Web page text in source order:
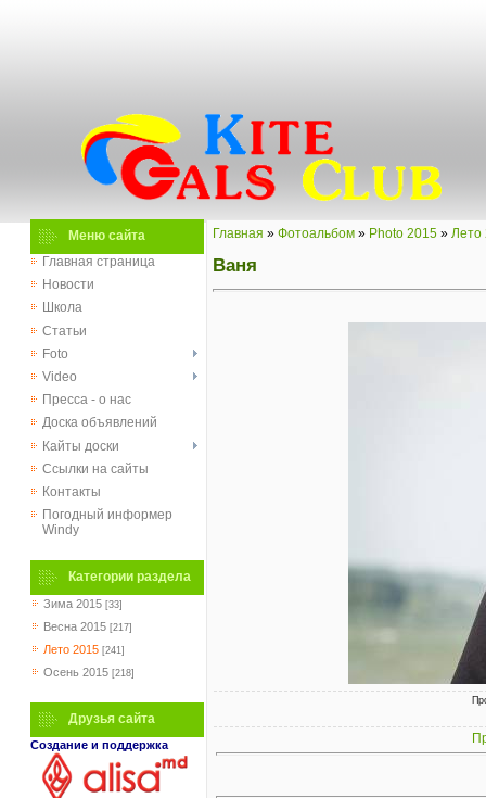
Меню сайта
Главная страница
Новости
Школа
Статьи
Foto
Video
Пресса - о нас
Доска объявлений
Кайты доски
Ссылки на сайты
Контакты
Погодный информер
Windy
Категории раздела
Зима 2015 [33]
Весна 2015 [217]
Лето 2015 [241]
Осень 2015 [218]
Друзья сайта
Создание и поддержка
Главная » Фотоальбом » Photo 2015 » Лето
Ваня